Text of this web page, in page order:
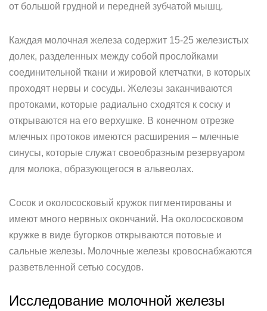
от большой грудной и передней зубчатой мышц.
Каждая молочная железа содержит 15-25 железистых
долек, разделенных между собой прослойками
соединительной ткани и жировой клетчатки, в которых
проходят нервы и сосуды. Железы заканчиваются
протоками, которые радиально сходятся к соску и
открываются на его верхушке. В конечном отрезке
млечных протоков имеются расширения – млечные
синусы, которые служат своеобразным резервуаром
для молока, образующегося в альвеолах.
Сосок и околососковый кружок пигментированы и
имеют много нервных окончаний. На околососковом
кружке в виде бугорков открываются потовые и
сальные железы. Молочные железы кровоснабжаются
разветвленной сетью сосудов.
Исследование молочной железы